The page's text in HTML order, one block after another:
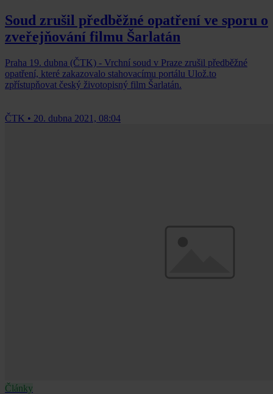
Soud zrušil předběžné opatření ve sporu o
zveřejňování filmu Šarlatán
Praha 19. dubna (ČTK) - Vrchní soud v Praze zrušil předběžné
opatření, které zakazovalo stahovacímu portálu Ulož.to
zpřístupňovat český životopisný film Šarlatán.
ČTK • 20. dubna 2021, 08:04
Články